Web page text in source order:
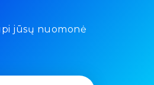
jūsų nuomonė